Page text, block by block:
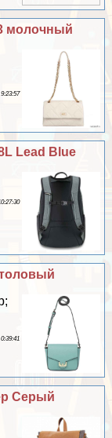
молочный
Lead Blue
Серый